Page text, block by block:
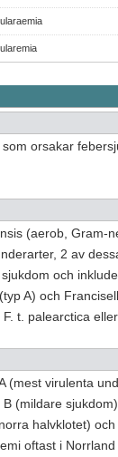
orsakar
(aerob, Gram-
2 av
och
A) och
t. palearctica
(mest virulenta
(mildare
halvklotet)
oftast i Norrland